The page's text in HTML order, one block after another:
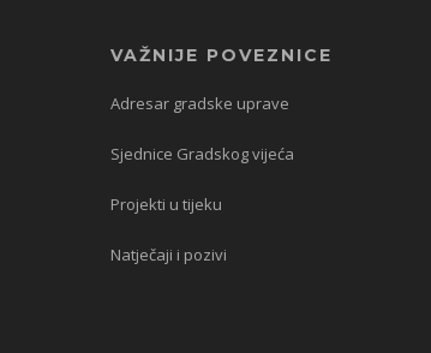
VAŽNIJE POVEZNICE
Adresar gradske uprave
Sjednice Gradskog vijeća
Projekti u tijeku
Natječaji i pozivi